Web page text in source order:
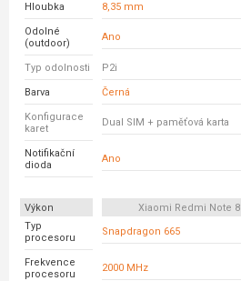
Hloubka 8,35 mm
Odolné
(outdoor)
Ano
Typ odolnosti P2i
Barva Černá
Konfigurace
karet
Dual SIM + paměťová karta
Notifikační
dioda
Ano
Výkon Xiaomi Redmi Note 8
Typ
procesoru
Snapdragon 665
Frekvence
procesoru
2000 MHz